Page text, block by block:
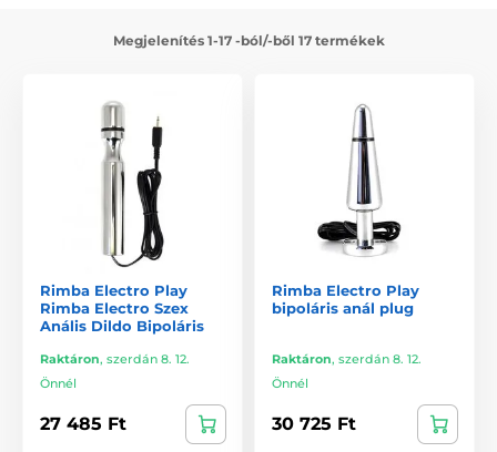
Megjelenítés 1-17 -ból/-ből 17 termékek
Rimba Electro Play
Rimba Electro Szex
Anális Dildo Bipoláris
Raktáron, szerdán 8. 12.
Önnél
27 485 Ft
Rimba Electro Play
bipoláris anál plug
Raktáron, szerdán 8. 12.
Önnél
30 725 Ft